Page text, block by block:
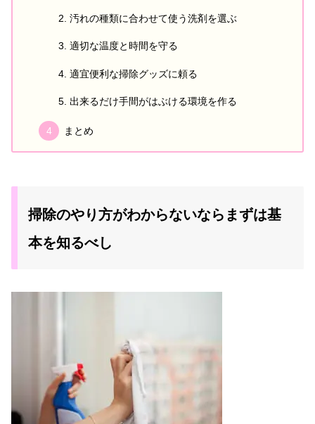
汚れの種類に合わせて使う洗剤を選ぶ
適切な温度と時間を守る
適宜便利な掃除グッズに頼る
出来るだけ手間がはぶける環境を作る
まとめ
掃除のやり方がわからないならまずは基
本を知るべし